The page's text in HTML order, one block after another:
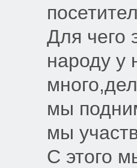
Для чего
народу у
мы
мы
С этого